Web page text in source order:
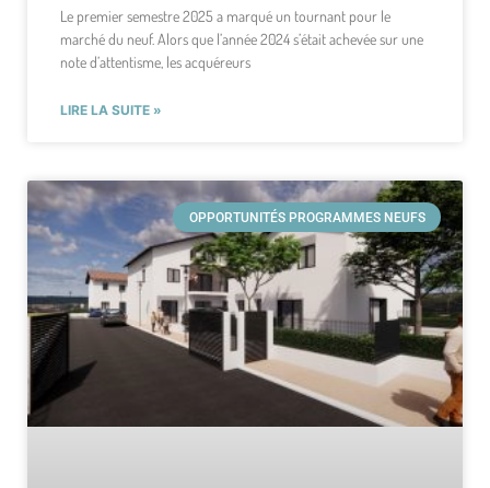
Le premier semestre 2025 a marqué un tournant pour le
marché du neuf. Alors que l’année 2024 s’était achevée sur une
note d’attentisme, les acquéreurs
LIRE LA SUITE »
OPPORTUNITÉS PROGRAMMES NEUFS